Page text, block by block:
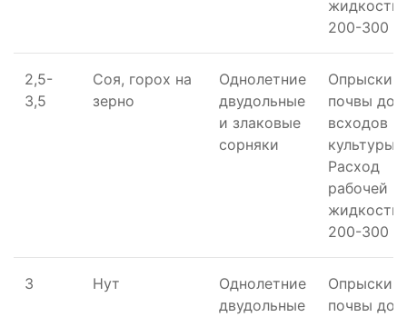
жидкости
200-300
2,5-
3,5
Соя, горох на
зерно
Однолетние
двудольные
и злаковые
сорняки
почвы до
всходов
культуры.
Расход
рабочей
жидкости
200-300
3 Нут
Однолетние
двудольные
почвы до